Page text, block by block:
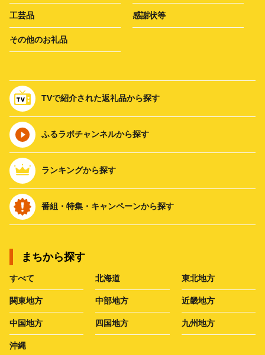
工芸品 感謝状等
その他のお礼品
TVで紹介された返礼品から探す
ふるラボチャンネルから探す
ランキングから探す
番組・特集・キャンペーンから探す
まちから探す
すべて 北海道 東北地方
関東地方 中部地方 近畿地方
中国地方 四国地方 九州地方
沖縄